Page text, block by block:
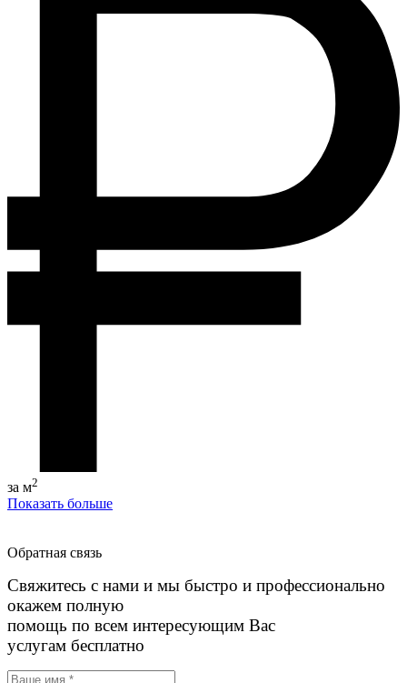
за м2
Показать больше
Обратная связь
Свяжитесь с нами и мы быстро и профессионально
окажем полную
помощь по всем интересующим Вас
услугам бесплатно